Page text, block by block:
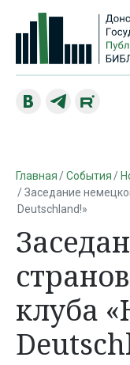
Главная События
Заседание
Deutschland!»
клуба